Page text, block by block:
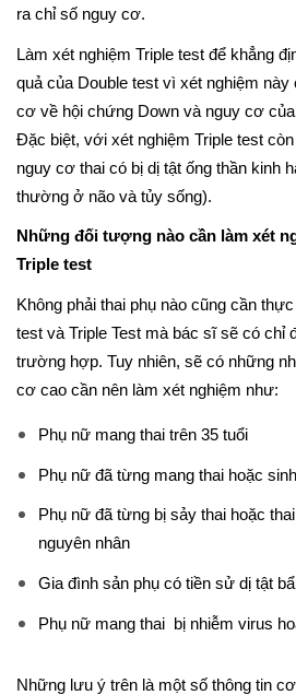
ra chỉ số nguy cơ.
Làm xét nghiệm Triple test để khẳng
quả của Double test vì xét nghiệm
cơ về hội chứng Down và nguy cơ
Đặc biệt, với xét nghiệm Triple test
nguy cơ thai có bị dị tật ống thần kinh
thường ở não và tủy sống).
Những đối tượng nào cần làm xét
Triple test
Không phải thai phụ nào cũng cần
test và Triple Test mà bác sĩ sẽ có chỉ
trường hợp. Tuy nhiên, sẽ có những
cơ cao cần nên làm xét nghiệm như:
Phụ nữ mang thai trên 35 tuổi
Phụ nữ đã từng mang thai hoặc
Phụ nữ đã từng bị sảy thai hoặc
nguyên nhân
Gia đình sản phụ có tiền sử dị tật
Phụ nữ mang thai bị nhiễm virus
Những lưu ý trên là một số thông tin